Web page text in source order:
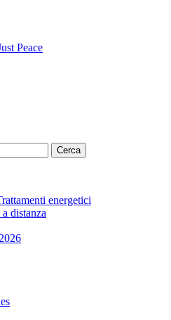
Peace
energetici
distanza